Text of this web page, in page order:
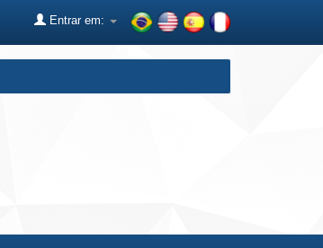
Entrar em: